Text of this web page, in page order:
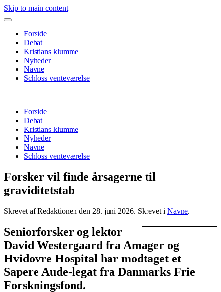
Skip to main content
Forside
Debat
Kristians klumme
Nyheder
Navne
Schloss venteværelse
Forside
Debat
Kristians klumme
Nyheder
Navne
Schloss venteværelse
Forsker vil finde årsagerne til
graviditetstab
Skrevet af Redaktionen den 28. juni 2026. Skrevet i Navne.
Seniorforsker og lektor
David Westergaard fra Amager og
Hvidovre Hospital har modtaget et
Sapere Aude-legat fra Danmarks Frie
Forskningsfond.